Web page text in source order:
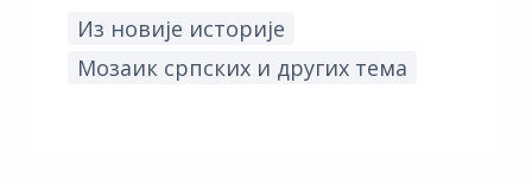
Из новије историје
Мозаик српских и других тема